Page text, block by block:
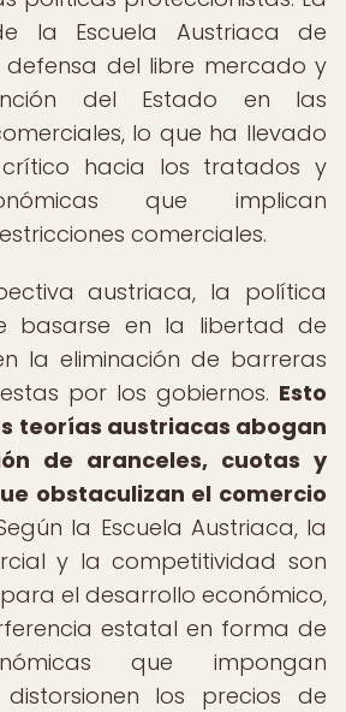
la Escuela Austriaca de
defensa del libre mercado y
del Estado en las
lo que ha llevado
hacia los tratados y
que implican
comerciales.
austriaca, la política
basarse en la libertad de
la eliminación de barreras
por los gobiernos. Esto
teorías austriacas abogan
de aranceles, cuotas y
obstaculizan el comercio
la Escuela Austriaca, la
y la competitividad son
el desarrollo económico,
estatal en forma de
que impongan
los precios de